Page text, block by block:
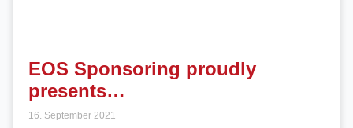
EOS Sponsoring proudly
presents…
16. September 2021